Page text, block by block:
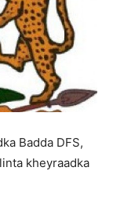
Badda DFS,
kheyraadka